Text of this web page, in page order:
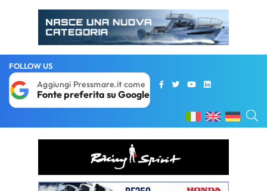
FOLLOW US
Aggiungi Pressmare.it come
Fonte preferita su Google